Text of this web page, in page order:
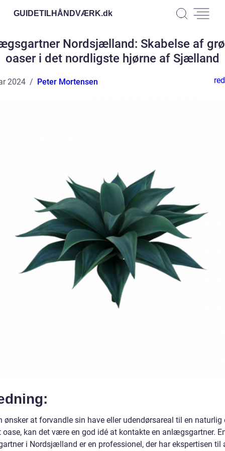
GUIDETILHÅNDVÆRK.dk
Nordsjælland: Skabelse af
oaser i det nordligste hjørne af Sjælland
2024 Peter Mortensen
ønsker at forvandle sin have eller udendørsareal til en naturlig
oase, kan det være en god idé at kontakte en anlægsgartner.
i Nordsjælland er en professionel, der har ekspertisen til